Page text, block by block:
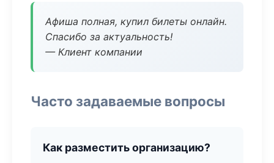
Афиша полная, купил билеты онлайн.
Спасибо за актуальность!
— Клиент компании
Часто задаваемые вопросы
Как разместить организацию?